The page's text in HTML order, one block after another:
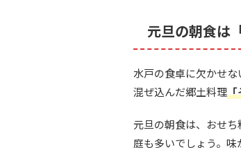
元旦の朝食は
水戸の食卓に欠かせ
混ぜ込んだ郷土料理「
元旦の朝食は、おせ
庭も多いでしょう。